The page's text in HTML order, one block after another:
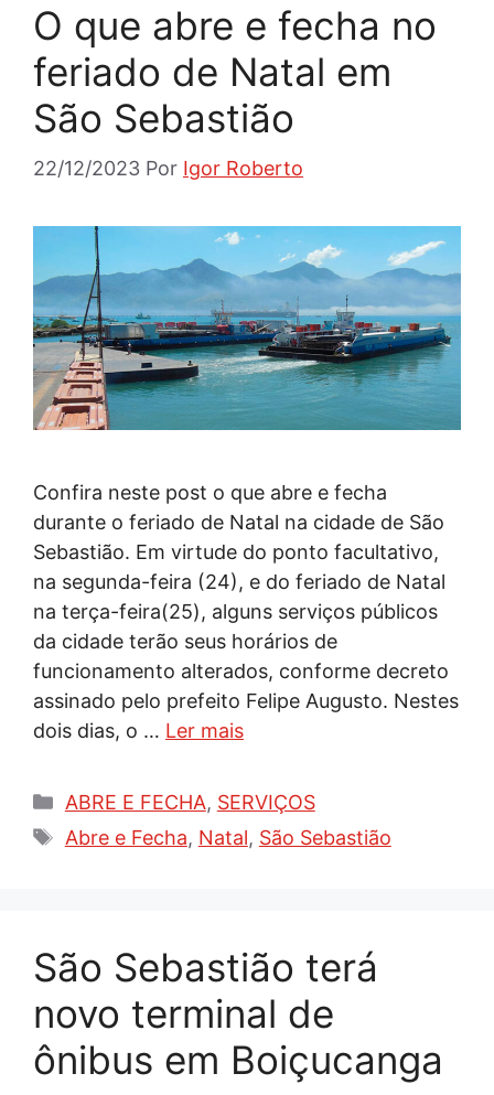
O que abre e fecha no
feriado de Natal em
São Sebastião
22/12/2023 Por Igor Roberto
Confira neste post o que abre e fecha
durante o feriado de Natal na cidade de São
Sebastião. Em virtude do ponto facultativo,
na segunda-feira (24), e do feriado de Natal
na terça-feira(25), alguns serviços públicos
da cidade terão seus horários de
funcionamento alterados, conforme decreto
assinado pelo prefeito Felipe Augusto. Nestes
dois dias, o … Ler mais
Categorias
ABRE E FECHA, SERVIÇOS
Tags
Abre e Fecha, Natal, São Sebastião
São Sebastião terá
novo terminal de
ônibus em Boiçucanga